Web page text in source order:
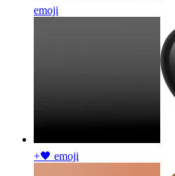
emoji
+🖤 emoji